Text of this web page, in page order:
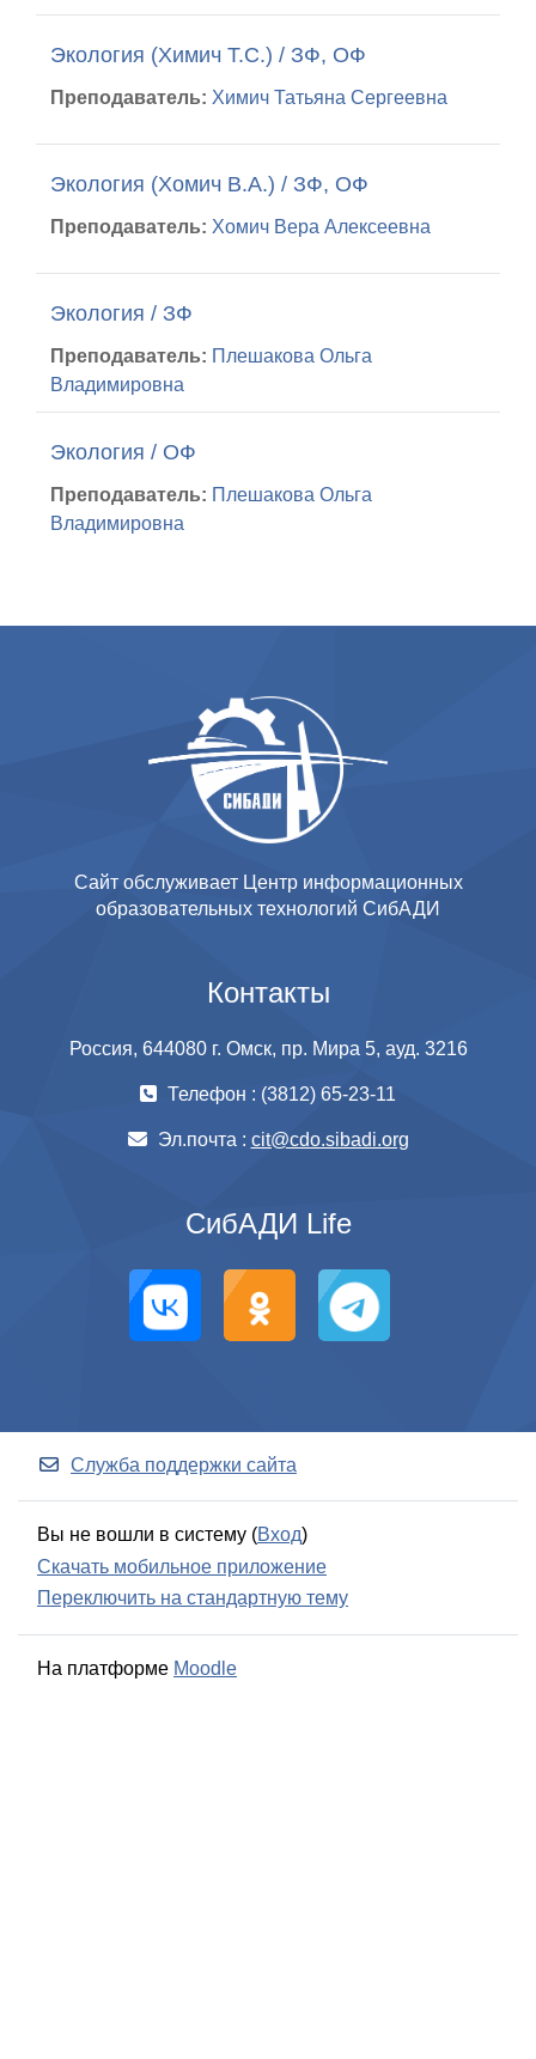
Экология (Химич Т.С.) / ЗФ, ОФ
Преподаватель: Химич Татьяна Сергеевна
Экология (Хомич В.А.) / ЗФ, ОФ
Преподаватель: Хомич Вера Алексеевна
Экология / ЗФ
Преподаватель: Плешакова Ольга
Владимировна
Экология / ОФ
Преподаватель: Плешакова Ольга
Владимировна
Сайт обслуживает Центр информационных
образовательных технологий СибАДИ
Контакты
Россия, 644080 г. Омск, пр. Мира 5, ауд. 3216
Телефон : (3812) 65-23-11
Эл.почта : cit@cdo.sibadi.org
СибАДИ Life
Служба поддержки сайта
Вы не вошли в систему (Вход)
Скачать мобильное приложение
Переключить на стандартную тему
На платформе Moodle